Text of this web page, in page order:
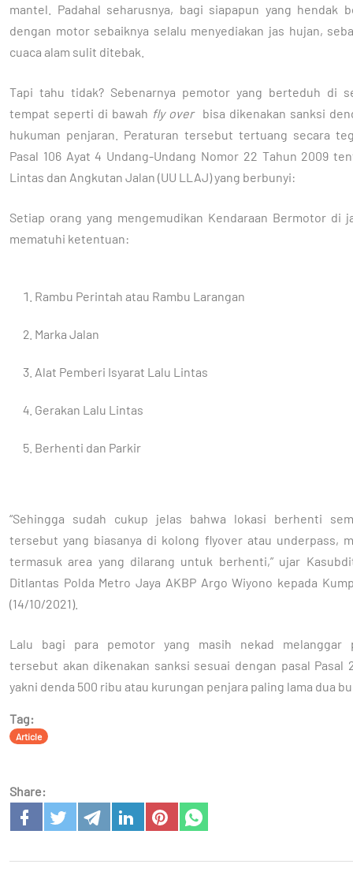
mantel. Padahal seharusnya, bagi siapapun yang hendak
dengan motor sebaiknya selalu menyediakan jas hujan,
cuaca alam sulit ditebak.
Tapi tahu tidak? Sebenarnya pemotor yang berteduh di
tempat seperti di bawah fly overbisa dikenakan sanksi
hukuman penjaran. Peraturan tersebut tertuang secara
Pasal 106 Ayat 4 Undang-Undang Nomor 22 Tahun 2009
Lintas dan Angkutan Jalan (UU LLAJ) yang berbunyi:
Setiap orang yang mengemudikan Kendaraan Bermotor di
mematuhi ketentuan:
Rambu Perintah atau Rambu Larangan
Marka Jalan
Alat Pemberi Isyarat Lalu Lintas
Gerakan Lalu Lintas
Berhenti dan Parkir
“Sehingga sudah cukup jelas bahwa lokasi berhenti
tersebut yang biasanya di kolong flyover atau underpass,
termasuk area yang dilarang untuk berhenti,” ujar
Ditlantas Polda Metro Jaya AKBP Argo Wiyono kepada
(14/10/2021).
Lalu bagi para pemotor yang masih nekad melanggar
tersebut akan dikenakan sanksi sesuai dengan pasal Pasal
yakni denda 500 ribu atau kurungan penjara paling lama dua
Tag:
Article
Share: